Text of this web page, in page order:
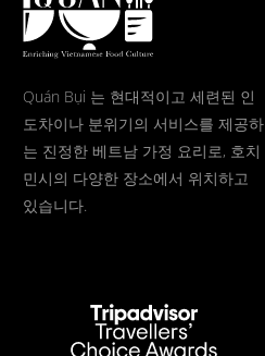
Quán Bụi 는 현대적이고 세련된 인
도차이나 분위기의 서비스를 제공하
는 진정한 베트남 가정 요리로, 호치
민시의 다양한 장소에서 위치하고
있습니다.